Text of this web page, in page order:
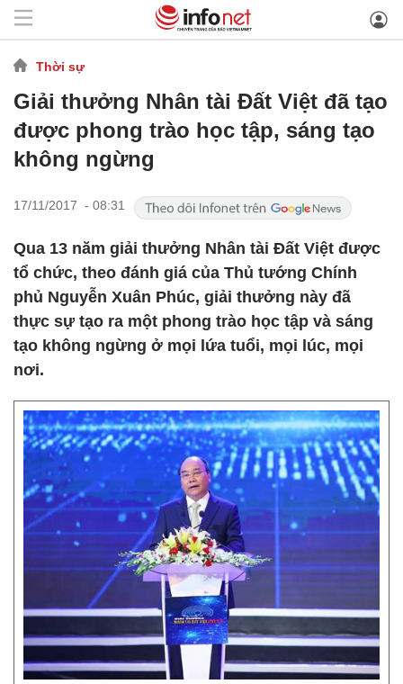
Thời sự
Giải thưởng Nhân tài Đất Việt đã tạo
được phong trào học tập, sáng tạo
không ngừng
17/11/2017 - 08:31
Qua 13 năm giải thưởng Nhân tài Đất Việt được
tổ chức, theo đánh giá của Thủ tướng Chính
phủ Nguyễn Xuân Phúc, giải thưởng này đã
thực sự tạo ra một phong trào học tập và sáng
tạo không ngừng ở mọi lứa tuổi, mọi lúc, mọi
nơi.